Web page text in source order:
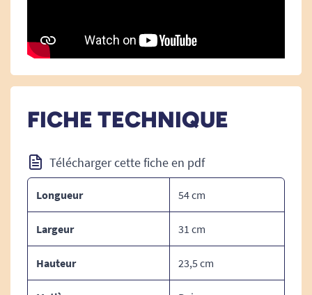
FICHE TECHNIQUE
Télécharger cette fiche en pdf
Longueur 54 cm
Largeur 31 cm
Hauteur 23,5 cm